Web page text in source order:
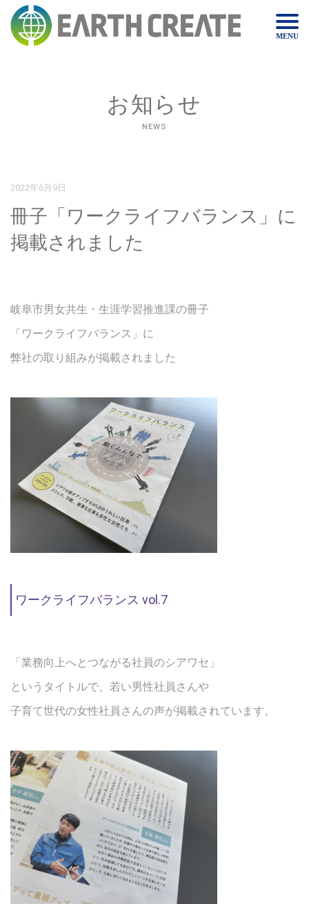
MENU
お知らせ
NEWS
冊子「ワークライフバランス」に
掲載されました
2022年6月9日
岐阜市男女共生・生涯学習推進課の冊子
「ワークライフバランス」に
弊社の取り組みが掲載されました
ワークライフバランス vol.7
「業務向上へとつながる社員のシアワセ」
というタイトルで、若い男性社員さんや
子育て世代の女性社員さんの声が掲載されています。